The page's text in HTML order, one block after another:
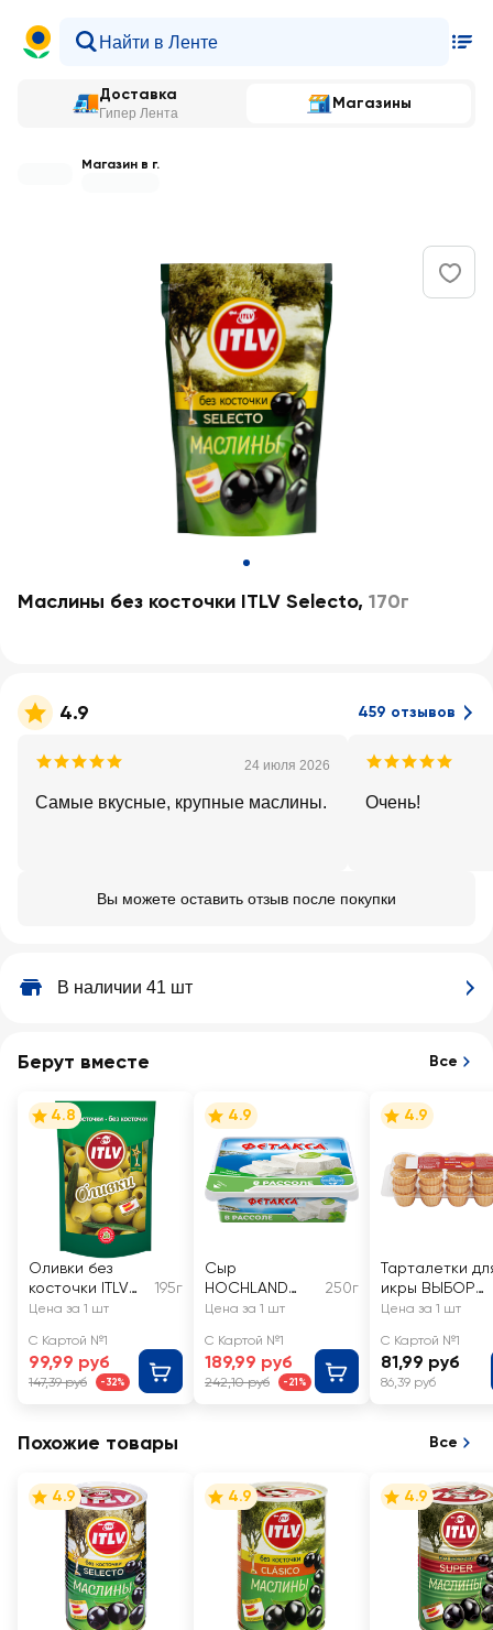
Доставка
Гипер Лента
Магазины
Магазин в г.
Маслины без косточки ITLV Selecto, 170г
4.9 459 отзывов
24 июля 2026
Самые вкусные, крупные маслины. Очень!
Вы можете оставить отзыв после покупки
В наличии 41 шт
Берут вместе Все
4.8
Оливки без
косточки ITLV
зеленые
195г
Цена за 1 шт
С Картой №1
99,99 руб
147,39 руб -32%
4.9
Сыр
HOCHLAND
Фетакса в
без змж
250г
Цена за 1 шт
С Картой №1
189,99 руб
242,10 руб -21%
4.9
Тарталетки
икры ВЫБОР
СЕМЬИ 30шт
Цена за 1 шт
С Картой №1
81,99 руб
86,39 руб
Похожие товары Все
4.9 4.9 4.9